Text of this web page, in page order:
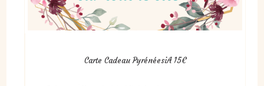
Carte Cadeau PyrénéesiA 15€